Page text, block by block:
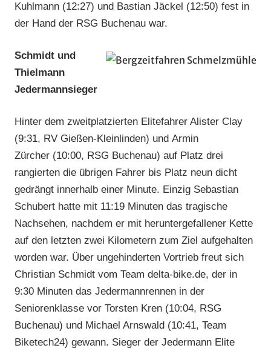
Kuhlmann (12:27) und Bastian Jäckel (12:50) fest in
der Hand der RSG Buchenau war.
Schmidt und
Thielmann
Jedermannsieger
Hinter dem zweitplatzierten Elitefahrer Alister Clay
(9:31, RV Gießen-Kleinlinden) und Armin
Zürcher (10:00, RSG Buchenau) auf Platz drei
rangierten die übrigen Fahrer bis Platz neun dicht
gedrängt innerhalb einer Minute. Einzig Sebastian
Schubert hatte mit 11:19 Minuten das tragische
Nachsehen, nachdem er mit heruntergefallener Kette
auf den letzten zwei Kilometern zum Ziel aufgehalten
worden war. Über ungehinderten Vortrieb freut sich
Christian Schmidt vom Team delta-bike.de, der in
9:30 Minuten das Jedermannrennen in der
Seniorenklasse vor Torsten Kren (10:04, RSG
Buchenau) und Michael Arnswald (10:41, Team
Biketech24) gewann. Sieger der Jedermann Elite